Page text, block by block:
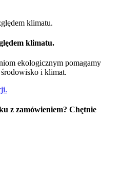
klimatu.
ekologicznym pomagamy
i klimat.
z zamówieniem? Chętnie